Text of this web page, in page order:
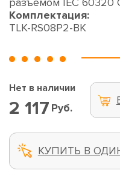
Комплектация:
TLK-RS08P2-BK
Нет в наличии
2 117 Руб.
КУПИТЬ В